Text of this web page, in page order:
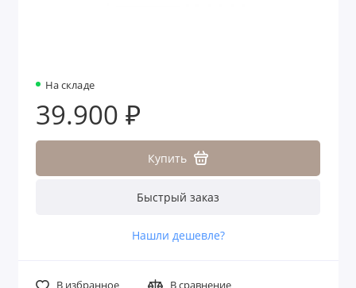
На складе
39.900 ₽
Купить
Быстрый заказ
Нашли дешевле?